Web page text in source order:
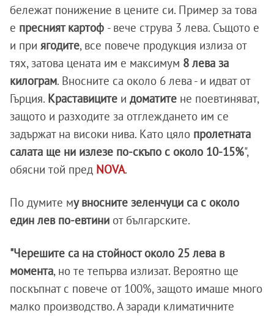
бележат понижение в цените си. Пример за това
е пресният картоф - вече струва 3 лева. Същото е
и при ягодите, все повече продукция излиза от
тях, затова цената им е максимум 8 лева за
килограм. Вносните са около 6 лева - и идват от
Гърция. Краставиците и доматите не поевтиняват,
защото и разходите за отглеждането им се
задържат на високи нива. Като цяло пролетната
салата ще ни излезе по-скъпо с около 10-15%",
обясни той пред NOVA.
По думите му вносните зеленчуци са с около
един лев по-евтини от българските.
"Черешите са на стойност около 25 лева в
момента, но те тепърва излизат. Вероятно ще
поскъпнат с повече от 100%, защото имаше много
малко производство. А заради климатичните